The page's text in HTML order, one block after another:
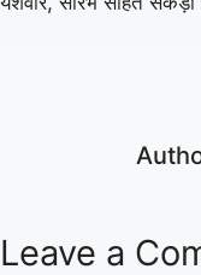
Leave a